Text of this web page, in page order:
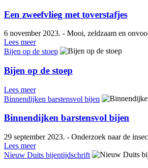
Een zweefvlieg met toverstafjes
6 november 2023. - Mooi, zeldzaam en
Lees meer
Bijen op de stoep
Bijen op de stoep
Lees meer
Binnendijken barstensvol bijen
Binnendijken barstensvol bijen
29 september 2023. - Onderzoek naar de
Lees meer
Nieuw Duits bijentijdschrift